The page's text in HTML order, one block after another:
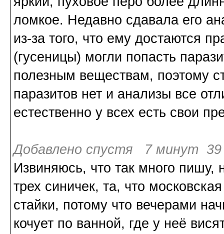
ломкое. Недавно сдавала его
из-за того, что ему достаются
(гусеницы) могли попасть
полезным веществам, поэтому
паразитов нет и анализы все
естественно у всех есть свои
Добавлено спустя 7 минут 39
Извиняюсь, что так много пишу,
трех синичек, та, что
стайки, потому что вечерами
кочует по ванной, где у неё